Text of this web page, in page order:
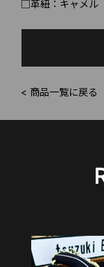
□革紐：キャメル
< 商品一覧に戻る